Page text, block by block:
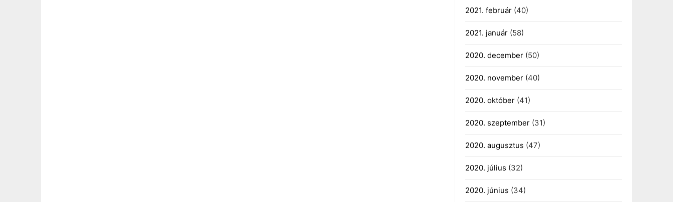
2021. február(40)
2021. január(58)
2020. december(50)
2020. november(40)
2020. október(41)
2020. szeptember(31)
2020. augusztus (47)
2020. július (32)
2020. június (34)